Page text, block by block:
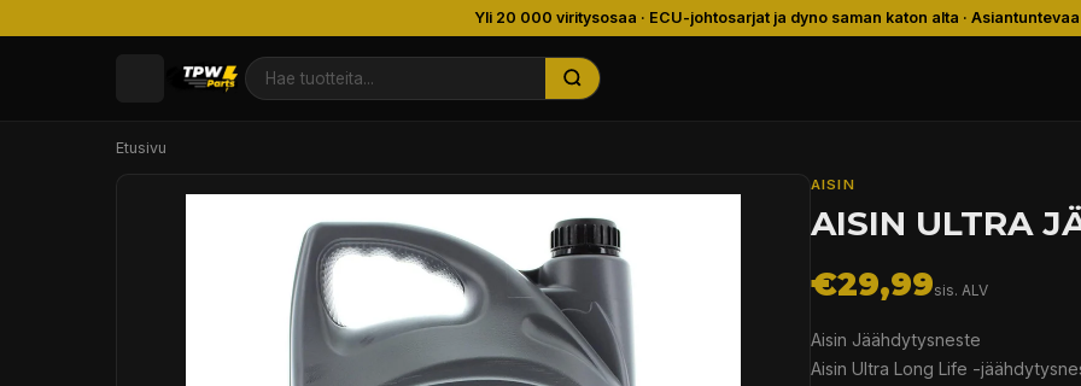
Yli 20 000 viritysosaa · ECU-johtosarjat ja dyno saman katon alta ·
Etusivu
AISIN
AISIN ULTRA
€29,99sis. ALV
Aisin Jäähdytysneste
Aisin Ultra Long Life -